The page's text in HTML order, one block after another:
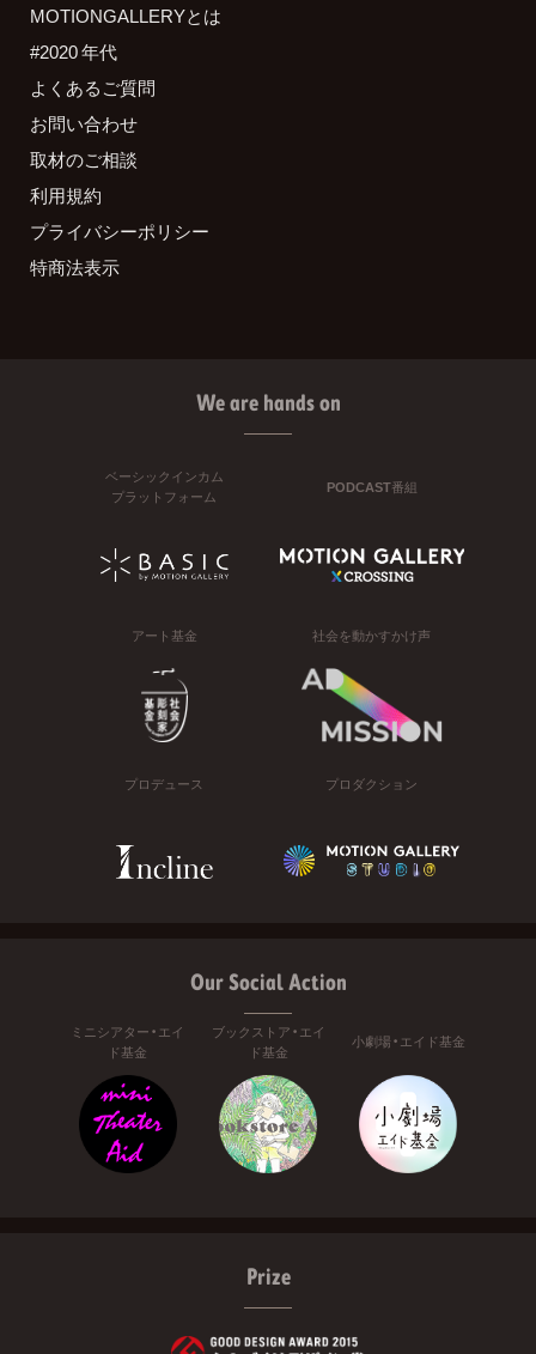
MOTIONGALLERYとは
#2020 年代
よくあるご質問
お問い合わせ
取材のご相談
利用規約
プライバシーポリシー
特商法表示
We are hands on
ベーシックインカム
プラットフォーム
PODCAST番組
アート基金 社会を動かすかけ声
プロデュース プロダクション
Our Social Action
ミニシアター・エイ
ド基金
ブックストア・エイ
ド基金
小劇場・エイド基金
Prize